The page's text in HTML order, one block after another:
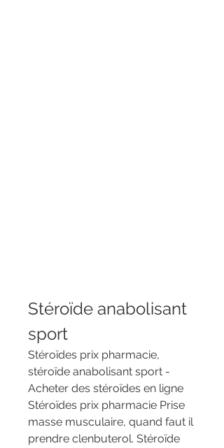
Stéroïde anabolisant
sport
Stéroïdes prix pharmacie,
stéroïde anabolisant sport -
Acheter des stéroïdes en ligne
Stéroïdes prix pharmacie Prise
masse musculaire, quand faut il
prendre clenbuterol. Stéroïde